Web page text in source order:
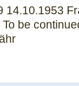
14.10.1953
To be